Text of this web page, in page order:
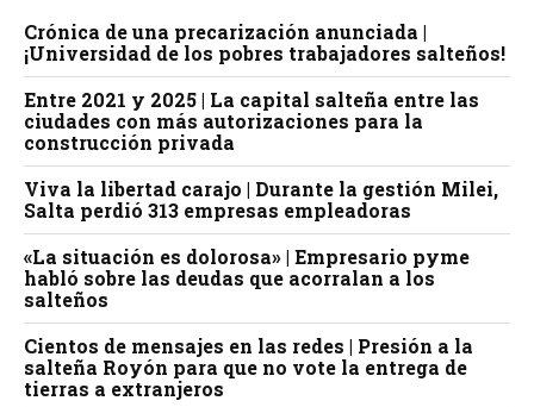
Crónica de una precarización anunciada |
¡Universidad de los pobres trabajadores salteños!
Entre 2021 y 2025 | La capital salteña entre las
ciudades con más autorizaciones para la
construcción privada
Viva la libertad carajo | Durante la gestión Milei,
Salta perdió 313 empresas empleadoras
«La situación es dolorosa» | Empresario pyme
habló sobre las deudas que acorralan a los
salteños
Cientos de mensajes en las redes | Presión a la
salteña Royón para que no vote la entrega de
tierras a extranjeros